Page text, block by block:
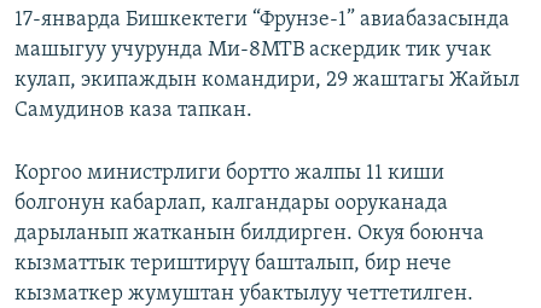
17-январда Бишкектеги “Фрунзе-1” авиабазасында
машыгуу учурунда Ми-8МТВ аскердик тик учак
кулап, экипаждын командири, 29 жаштагы Жайыл
Самудинов каза тапкан.
Коргоо министрлиги бортто жалпы 11 киши
болгонун кабарлап, калгандары ооруканада
дарыланып жатканын билдирген. Окуя боюнча
кызматтык териштирүү башталып, бир нече
кызматкер жумуштан убактылуу четтетилген.